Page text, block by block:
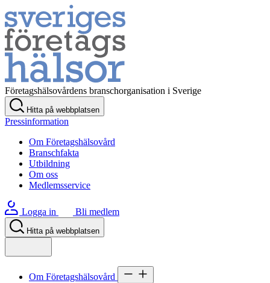
Företagshälsovårdens branschorganisation i Sverige
Hitta på webbplatsen
Pressinformation
Om Företagshälsovård
Branschfakta
Utbildning
Om oss
Medlemsservice
Logga in Bli medlem
Hitta på webbplatsen
Om Företagshälsovård